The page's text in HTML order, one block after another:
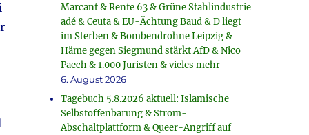
Marcant & Rente 63 & Grüne Stahlindustrie
adé & Ceuta & EU-Ächtung Baud & D liegt
im Sterben & Bombendrohne Leipzig &
Häme gegen Siegmund stärkt AfD & Nico
Paech & 1.000 Juristen & vieles mehr
6. August 2026
Tagebuch 5.8.2026 aktuell: Islamische
Selbstoffenbarung & Strom-
Abschaltplattform & Queer-Angriff auf